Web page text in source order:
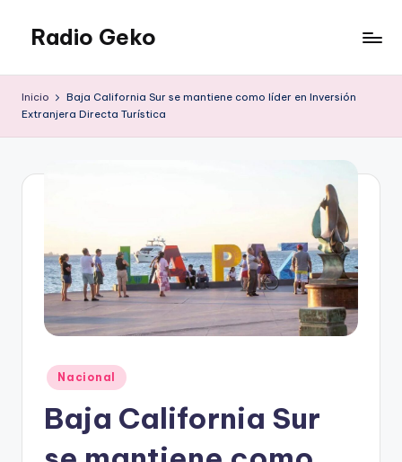
Saltar
contenido
Radio Geko
Inicio
Baja California Sur se mantiene como líder en Inversión
Extranjera Directa Turística
Publicado
en
Nacional
Baja California Sur